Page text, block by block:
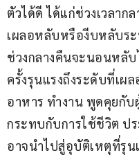
ตัวได้ดี ได้แก่ช่วงเวลาก
เผลอหลับหรืองีบหลับร
ช่วงกลางคืนจะนอนหลับ
ครั้งรุนแรงถึงระดับที่เ
อาหาร ทำงาน พูดคุยกั
กระทบกับการใช้ชีวิต ป
อาจนำไปสู่อุบัติเหตุที่รุน